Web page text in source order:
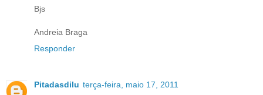
Bjs
Andreia Braga
Responder
Pitadasdilu terça-feira, maio 17, 2011